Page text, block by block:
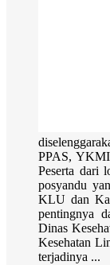
PPAS,
Peserta dari
posyandu
KLU dan
pentingnya
Dinas
Kesehatan
terjadinya ...